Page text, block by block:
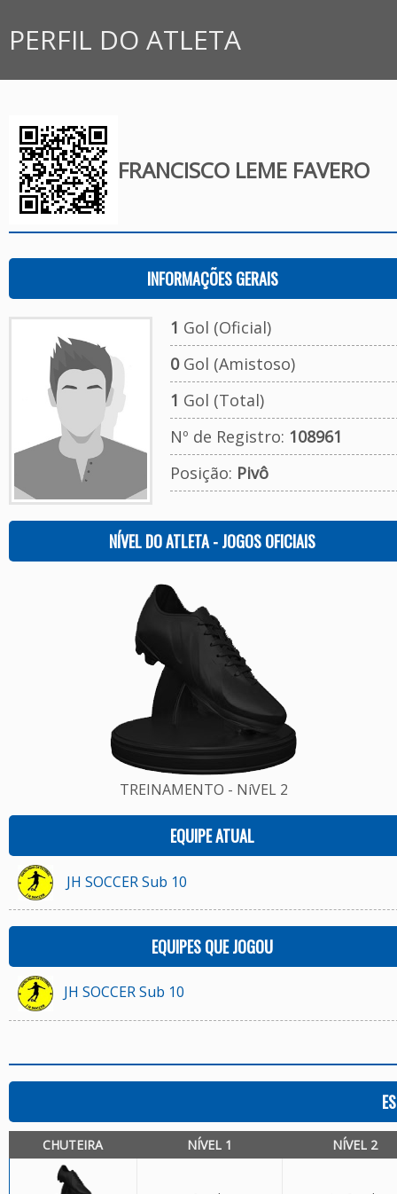
PERFIL DO ATLETA
FRANCISCO LEME FAVERO
INFORMAÇÕES GERAIS
1 Gol (Oficial)
0Gol (Amistoso)
1 Gol (Total)
Nº de Registro: 108961
Posição: Pivô
NÍVEL DO ATLETA - JOGOS OFICIAIS
TREINAMENTO - NíVEL 2
EQUIPE ATUAL
JH SOCCER Sub 10
EQUIPES QUE JOGOU
JH SOCCER Sub 10
CHUTEIRA NÍVEL 1 NÍVEL 2